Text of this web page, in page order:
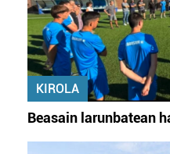
KIROLA
Beasain larunbatean